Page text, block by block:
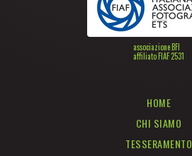
associazione BFI
affiliato FIAF 2531
HOME
CHI SIAMO
TESSERAMENTO